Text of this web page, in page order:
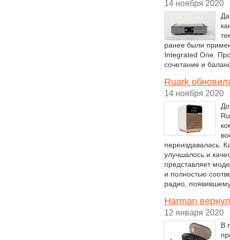
14 ноября 2020
ранее были
Integrated One.
сочетание и
Ruark
14 ноября 2020
переиздавалась.
улучшалось и
представляет
и полностью
радио,
Harman
12 января 2020
В